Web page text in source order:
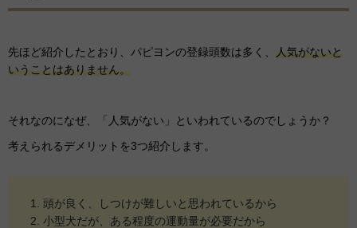
先ほど紹介したとおり、パピヨンの登録頭数は多く、 人気がないと
いうことはありません。
それなのになぜ、「人気がない」といわれているのでしょうか？
考えられるデメリットを3つ紹介します。
頭が良く、しつけが難しいと思われているから
小型犬だが、ある程度の運動量が必要だから